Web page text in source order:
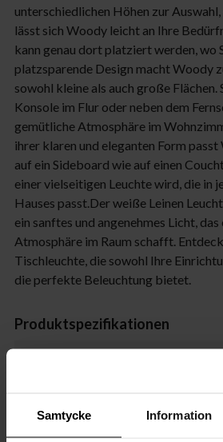
Samtycke Information
unterschiedlichen Höhen zur Auswahl,
lässt sich Woody leicht an Ihre
kann genau dort platziert werden, wo
platzsparende Design macht Woody
sowohl kleine als auch große Flächen.
Konsole im Flur oder neben dem
gemütliche Atmosphäre im
ihrer klaren und eleganten Form
auf ein Sideboard wie auf einen
einer vielseitigen Leuchte wird, die in
Hauses passt.Der weiße Leinen
ein sanftes und angenehmes Licht,
Atmosphäre im Raum schafft.
Tischleuchte, die sowohl Ihre
die perfekte Beleuchtung bietet.
Produktspezifikationen